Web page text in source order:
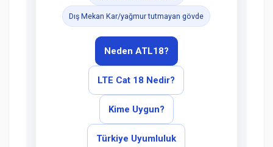
Dış Mekan Kar/yağmur tutmayan gövde
Neden ATL18?
LTE Cat 18 Nedir?
Kime Uygun?
Türkiye Uyumluluk